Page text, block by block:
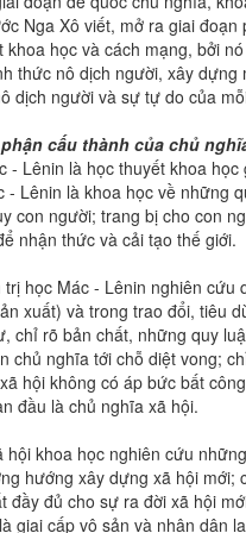
Nga Xô viết, mở ra giai
khoa học và cách mạng, bởi
thức nô dịch người, xây
dịch người và sự tự do của
phận cấu thành của chủ
- Lênin là học thuyết khoa
- Lênin là khoa học về những
con người; trang bị cho con
nhận thức và cải tạo thế giới.
học Mác - Lênin nghiên
xuất) và trong trao đổi, tiêu
chỉ rõ bản chất, những quy
chủ nghĩa tới chỗ diệt vong;
hội không có áp bức bất
đầu là chủ nghĩa xã hội.
hội khoa học nghiên cứu
hướng xây dựng xã hội
đầy đủ cho sự ra đời xã hội
giai cấp vô sản và nhân dân